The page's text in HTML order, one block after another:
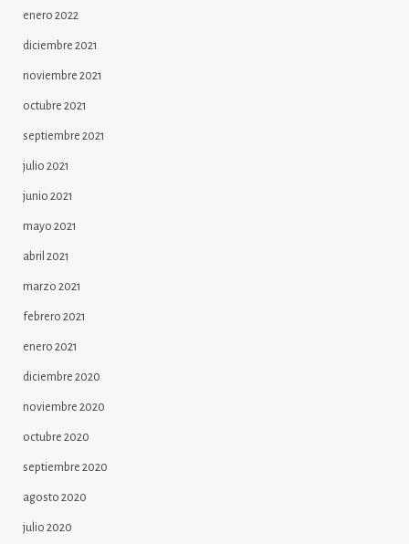
enero 2022
diciembre 2021
noviembre 2021
octubre 2021
septiembre 2021
julio 2021
junio 2021
mayo 2021
abril 2021
marzo 2021
febrero 2021
enero 2021
diciembre 2020
noviembre 2020
octubre 2020
septiembre 2020
agosto 2020
julio 2020